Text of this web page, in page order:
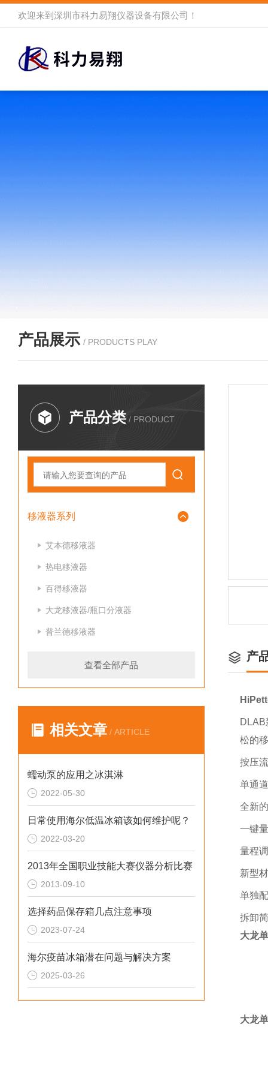
欢迎来到 深圳市科力易翔仪器设备有限公司 ！
产品展示 / PRODUCTS PLAY
产品分类 / PRODUCT
移液器系列
艾本德移液器
热电移液器
百得移液器
大龙移液器/瓶口分液器
普兰德移液器
查看全部产品
相关文章 / ARTICLE
蠕动泵的应用之冰淇淋
2022-05-30
日常使用海尔低温冰箱该如何维护呢？
2022-03-20
2013年全国职业技能大赛仪器分析比赛
2013-09-10
选择药品保存箱几点注意事项
2023-07-24
海尔疫苗冰箱潜在问题与解决方案
2025-03-26
产
松的
按压
单通
全新
一键
量程
新型
单独
拆卸
大龙
大龙